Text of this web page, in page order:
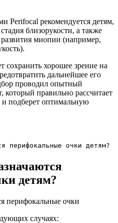
Perifocal рекомендуется детям,
близорукости, а также
миопии (например,
хорошее зрение на
дальнейшее его
проводил опытный
который правильно рассчитает
подберет оптимальную
перифокальные очки детям?
детям?
случаях: